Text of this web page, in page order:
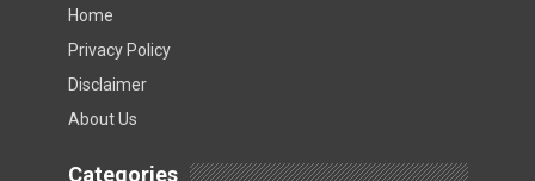
Home
Privacy Policy
Disclaimer
About Us
Categories